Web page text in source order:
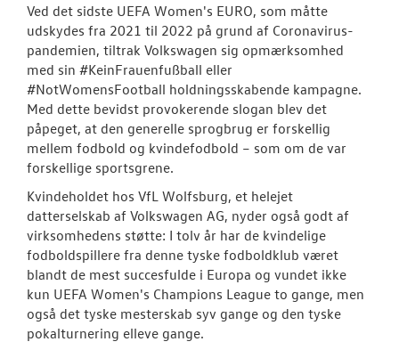
Ved det sidste UEFA Women's EURO, som måtte
udskydes fra 2021 til 2022 på grund af Coronavirus-
pandemien, tiltrak Volkswagen sig opmærksomhed
med sin #KeinFrauenfußball eller
#NotWomensFootball holdningsskabende kampagne.
Med dette bevidst provokerende slogan blev det
påpeget, at den generelle sprogbrug er forskellig
mellem fodbold og kvindefodbold – som om de var
forskellige sportsgrene.
Kvindeholdet hos VfL Wolfsburg, et helejet
datterselskab af Volkswagen AG, nyder også godt af
virksomhedens støtte: I tolv år har de kvindelige
fodboldspillere fra denne tyske fodboldklub været
blandt de mest succesfulde i Europa og vundet ikke
kun UEFA Women's Champions League to gange, men
også det tyske mesterskab syv gange og den tyske
pokalturnering elleve gange.